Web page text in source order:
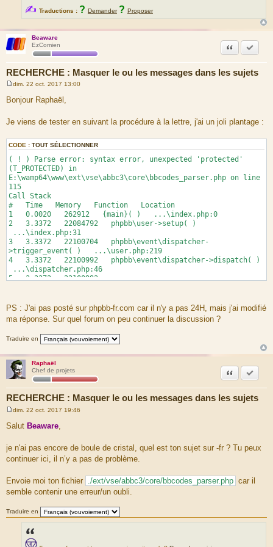
✍ Traductions : ? Demander ? Proposer
Beaware
EzComien
RECHERCHE : Masquer le ou les messages dans les sujets
Citation
s
g
dim. 22 oct. 2017 13:00
Bonjour Raphaël,
Je viens de tester en suivant la procédure à la lettre, j'ai un joli plantage :
CODE : TOUT SÉLECTIONNER
( ! ) Parse error: syntax error, unexpected 'protected'
(T_PROTECTED) in
E:\wamp64\www\ext\vse\abbc3\core\bbcodes_parser.php on line
115
Call Stack
# Time Memory Function Location
1 0.0020 262912 {main}( ) ...\index.php:0
2 3.3372 22084792 phpbb\user->setup( )
...\index.php:31
3 3.3372 22100704 phpbb\event\dispatcher-
>trigger_event( ) ...\user.php:219
4 3.3372 22100992 phpbb\event\dispatcher->dispatch( )
...\dispatcher.php:46
5 3.3372 22100992
6 3.3372 22100896
Symfony\Component\EventDispatcher\ContainerAwareEventDispat
cher->getListeners( ) ...\EventDispatcher.php:45
7 3.3372 22100896
Symfony\Component\EventDispatcher\ContainerAwareEventDispat
...\ContainerAwareEventDispatcher.php:128
8 3.3712 24680224
Symfony\Component\DependencyInjection\ContainerBuilder-
>get( ) ...\ContainerAwareEventDispatcher.php:183
9 3.3712 24680576
Symfony\Component\DependencyInjection\ContainerBuilder-
10 3.3712 24681312
>resolveServices( ) ...\ContainerBuilder.php:905
11 3.3712 24681968
Symfony\Component\DependencyInjection\ContainerBuilder-
12 3.3712 24682048
Symfony\Component\DependencyInjection\ContainerBuilder-
13 3.3712 24682320
Symfony\Component\DependencyInjection\ContainerBuilder-
14 3.3722 24683920
Symfony\Component\DependencyInjection\ContainerBuilder-
PS : J'ai pas posté sur phpbb-fr.com car il n'y a pas 24H, mais j'ai modifié
ma réponse. Sur quel forum on peu continuer la discussion ?
Traduire en
Raphaël
Chef de projets
RECHERCHE : Masquer le ou les messages dans les sujets
Citation
e
s
g
e
dim. 22 oct. 2017 19:46
Salut Beaware
je n'ai pas encore de boule de cristal, quel est ton sujet sur -fr ? Tu peux
continuer ici, il n’y a pas de problème.
Envoie moi ton fichier ./ext/vse/abbc3/core/bbcodes_parser.php car il
semble contenir une erreur/un oubli.
Traduire en